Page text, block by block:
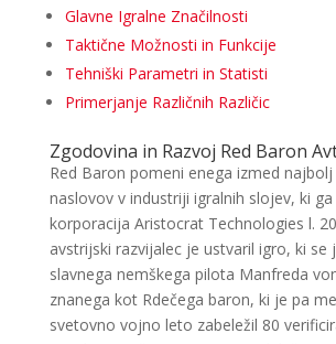
Glavne Igralne Značilnosti
Taktične Možnosti in Funkcije
Tehniški Parametri in Statisti
Primerjanje Različnih Različic
Zgodovina in Razvoj Red Baron
Red Baron pomeni enega izmed
naslovov v industriji igralnih slojev, ki
korporacija Aristocrat Technologies l.
avstrijski razvijalec je ustvaril igro, ki se
slavnega nemškega pilota Manfreda
znanega kot Rdečega baron, ki je pa
svetovno vojno leto zabeležil 80